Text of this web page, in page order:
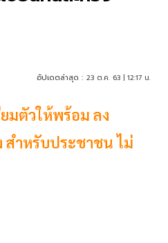
อัปเดตล่าสุด : 23 ต.ค. 63 | 12:17 น.
มตัวให้พร้อม ลง
สำหรับประชาชน ไม่